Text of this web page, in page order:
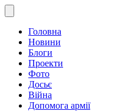
Головна
Новини
Блоги
Проекти
Фото
Досьє
Війна
Допомога армії